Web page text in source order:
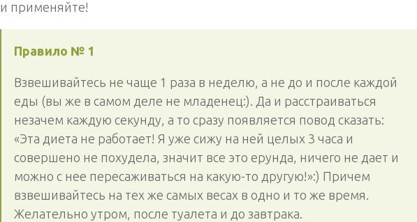
и применяйте!
Правило № 1
Взвешивайтесь не чаще 1 раза в неделю, а не до и после каждой
еды (вы же в самом деле не младенец:). Да и расстраиваться
незачем каждую секунду, а то сразу появляется повод сказать:
«Эта диета не работает! Я уже сижу на ней целых 3 часа и
совершено не похудела, значит все это ерунда, ничего не дает и
можно с нее пересаживаться на какую-то другую!»:) Причем
взвешивайтесь на тех же самых весах в одно и то же время.
Желательно утром, после туалета и до завтрака.